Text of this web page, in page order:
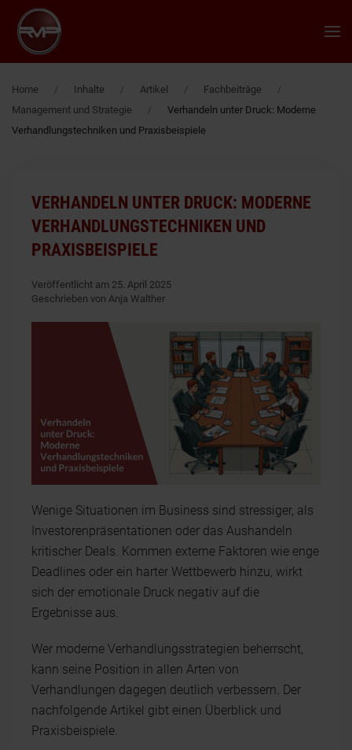
Zum Hauptinhalt springen
Home Inhalte Artikel
Fachbeiträge
Management und Strategie
Verhandeln unter Druck: Moderne
Verhandlungstechniken und Praxisbeispiele
VERHANDELN UNTER DRUCK: MODERNE
VERHANDLUNGSTECHNIKEN UND
PRAXISBEISPIELE
Veröffentlicht am 25. April 2025
Geschrieben von Anja Walther
Wenige Situationen im Business sind stressiger, als
Investorenpräsentationen oder das Aushandeln
kritischer Deals. Kommen externe Faktoren wie enge
Deadlines oder ein harter Wettbewerb hinzu, wirkt
sich der emotionale Druck negativ auf die
Ergebnisse aus.
Wer moderne Verhandlungsstrategien beherrscht,
kann seine Position in allen Arten von
Verhandlungen dagegen deutlich verbessern. Der
nachfolgende Artikel gibt einen Überblick und
Praxisbeispiele.